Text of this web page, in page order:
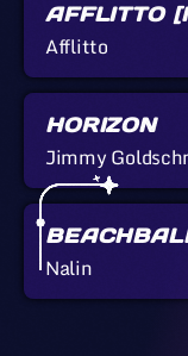
AFFLITTO
CALLADA]
Afflitto
HORIZON
Jimmy
Nalin